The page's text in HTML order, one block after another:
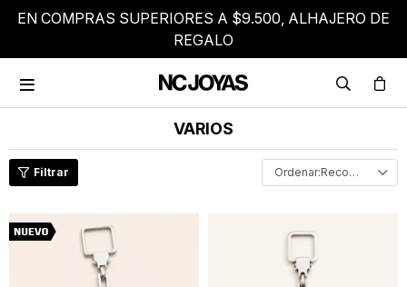
EN COMPRAS SUPERIORES A $9.500, ALHAJERO DE
REGALO

VARIOS
Recomendados